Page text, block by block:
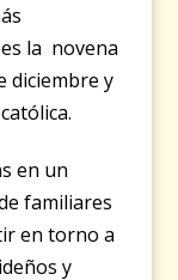
la novena
diciembre y
en un
familiares
en torno a
y